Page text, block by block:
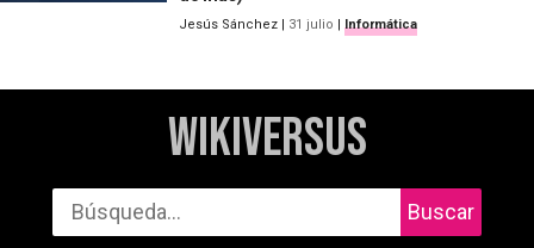
Jesús Sánchez | 31 julio | Informática
WikiVersus
Buscar